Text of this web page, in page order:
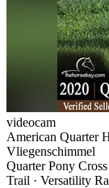
videocam
American Quarter
Vliegenschimmel
Quarter Pony
Trail · Versatility